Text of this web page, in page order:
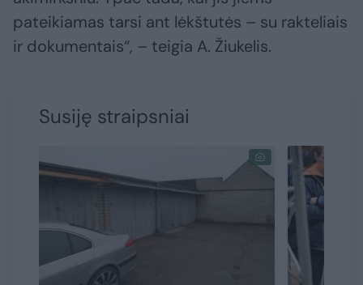
pateikiamas tarsi ant lėkštutės – su rakteliais
ir dokumentais“, – teigia A. Žiukelis.
Susiję straipsniai